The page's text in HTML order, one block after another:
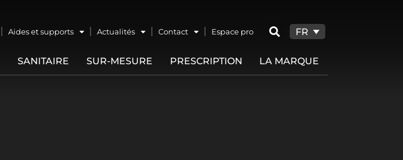
Aides et supports Actualités Contact Espace pro FR
SANITAIRE SUR-MESURE PRESCRIPTION LA MARQUE